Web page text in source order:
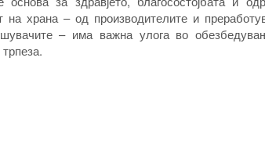
на храна – од производителите и
– има важна улога во